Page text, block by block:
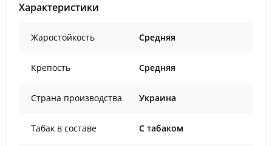
Характеристики
Жаростойкость Средняя
Крепость Средняя
Страна производства Украина
Табак в составе C табаком